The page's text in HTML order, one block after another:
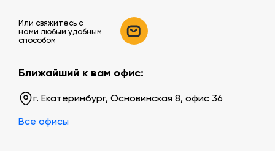
Или свяжитесь c
нами любым удобным
способом
Ближайший к вам офис:
г. Екатеринбург, Основинская 8, офис 36
Все офисы